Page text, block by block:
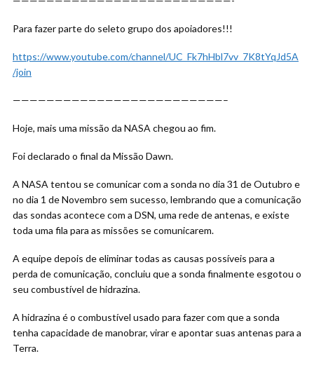
Para fazer partedo seleto grupo dos apoiadores!!!
https://www.youtube.com/channel/UC_Fk7hHbl7vv_7K8tYqJd5A
/join
—————————————————————————–
Hoje, mais uma missão da NASA chegou ao fim.
Foi declarado o final da Missão Dawn.
A NASA tentou se comunicar com a sonda no dia 31 de Outubro e
no dia 1 de Novembro sem sucesso, lembrando que a comunicação
das sondas acontece com a DSN, uma rede de antenas, e existe
toda uma fila para as missões se comunicarem.
A equipe depois de eliminar todas as causas possíveis para a
perda de comunicação, concluiu que a sonda finalmente esgotou o
seu combustível de hidrazina.
A hidrazina é o combustível usado para fazer com que a sonda
tenha capacidade de manobrar, virar e apontar suas antenas para a
Terra.